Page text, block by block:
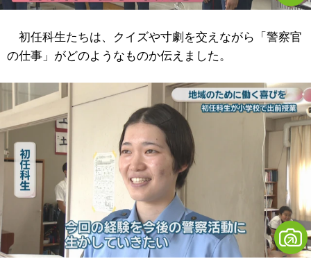
初任科生たちは、クイズや寸劇を交えながら「警察官
の仕事」がどのようなものか伝えました。